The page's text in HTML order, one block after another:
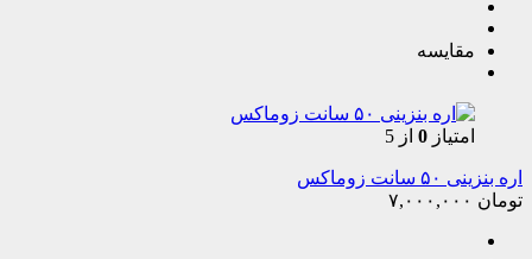
مقایسه
امتیاز 0 از 5
اره بنزینی ۵۰ سانت زوماکس
تومان